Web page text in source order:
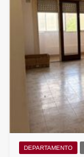
DEPARTAMENTO